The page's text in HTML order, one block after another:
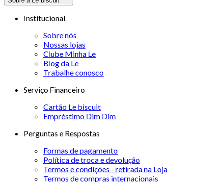
Institucional
Sobre nós
Nossas lojas
Clube Minha Le
Blog da Le
Trabalhe conosco
Serviço Financeiro
Cartão Le biscuit
Empréstimo Dim Dim
Perguntas e Respostas
Formas de pagamento
Política de troca e devolução
Termos e condições - retirada na Loja
Termos de compras internacionais